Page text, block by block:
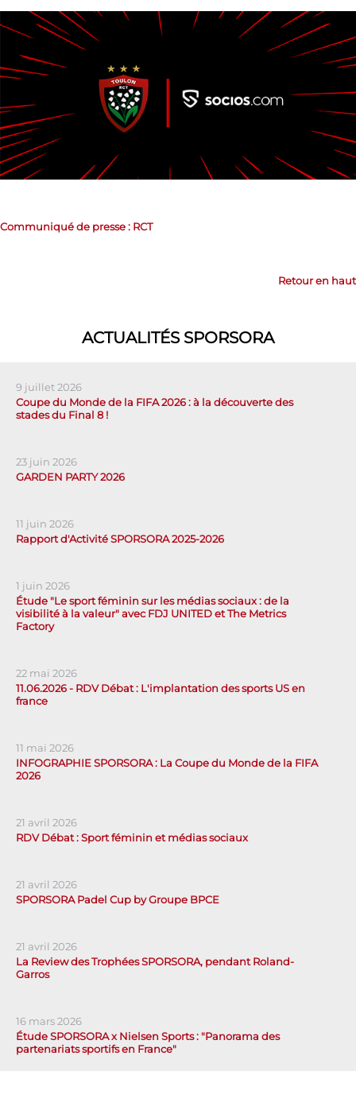
Communiqué de presse : RCT
Retour en haut
ACTUALITÉS SPORSORA
9 juillet 2026
Coupe du Monde de la FIFA 2026 : à la découverte des
stades du Final 8 !
23 juin 2026
GARDEN PARTY 2026
11 juin 2026
Rapport d'Activité SPORSORA 2025-2026
1 juin 2026
Étude "Le sport féminin sur les médias sociaux : de la
visibilité à la valeur" avec FDJ UNITED et The Metrics
Factory
22 mai 2026
11.06.2026 - RDV Débat : L'implantation des sports US en
france
11 mai 2026
INFOGRAPHIE SPORSORA : La Coupe du Monde de la FIFA
2026
21 avril 2026
RDV Débat : Sport féminin et médias sociaux
21 avril 2026
SPORSORA Padel Cup by Groupe BPCE
21 avril 2026
La Review des Trophées SPORSORA, pendant Roland-
Garros
16 mars 2026
Étude SPORSORA x Nielsen Sports : "Panorama des
partenariats sportifs en France"